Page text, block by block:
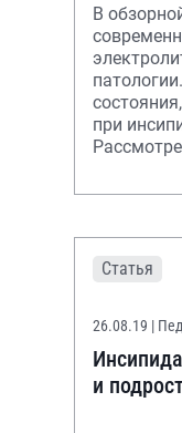
В
при
Статья
26.08.19 |
и